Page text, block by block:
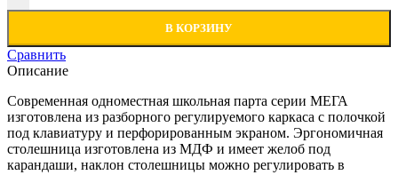
В КОРЗИНУ
Сравнить
Описание
Современная одноместная школьная парта серии МЕГА
изготовлена из разборного регулируемого каркаса с полочкой
под клавиатуру и перфорированным экраном. Эргономичная
столешница изготовлена из МДФ и имеет желоб под
карандаши, наклон столешницы можно регулировать в